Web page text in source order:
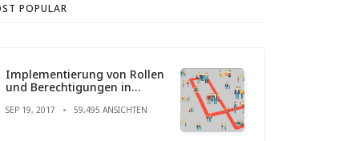
POPULAR
Implementierung von Rollen
und Berechtigungen in
SEP 19, 2017 59,495 ANSICHTEN